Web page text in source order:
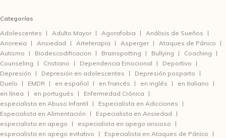
Categorías
Adolescentes
Adulto Mayor Agorafobia
Análisis de Sueños
Anorexia
Ansiedad Arteterapia Asperger
Ataques de Pánico
Autismo
Biodescodificacion Brainspotting Bullying
Coaching
Counseling
Cristiano Dependencia Emocional
Deportivo
Depresión
Depresión en adolescentes
Depresión posparto
Duelo
EMDR en español en francés en inglés
en italiano
en línea
en portugués
Enfermedad Crónica
especialista en Abuso Infantil
Especialista en Adicciones
Especialista en Alimentación
Especialista en Ansiedad
especialista en apego
especialista en apego ansioso
especialista en apego evitativo
Especialista en Ataques de Pánico